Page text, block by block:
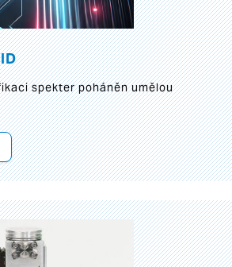
spekter poháněn umělou